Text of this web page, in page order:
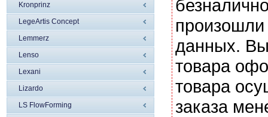
Kronprinz
LegeArtis Concept
Lemmerz
Lenso
Lexani
Lizardo
LS FlowForming
данных. Вы
товара
товара
заказа